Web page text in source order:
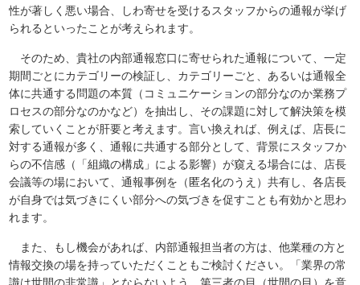
性が著しく悪い場合、しわ寄せを受けるスタッフからの通報が挙げ
られるといったことが考えられます。
そのため、貴社の内部通報窓口に寄せられた通報について、一定
期間ごとにカテゴリーの検証し、カテゴリーごと、あるいは通報全
体に共通する問題の本質（コミュニケーションの部分なのか業務プ
ロセスの部分なのかなど）を抽出し、その課題に対して解決策を模
索していくことが肝要と考えます。言い換えれば、例えば、店長に
対する通報が多く、通報に共通する部分として、背景にスタッフか
らの不信感（「組織の構成」による影響）が窺える場合には、店長
会議等の場において、通報事例を（匿名化のうえ）共有し、各店長
が自身では気づきにくい部分への気づきを促すことも有効かと思わ
れます。
また、もし機会があれば、内部通報担当者の方は、他業種の方と
情報交換の場を持っていただくこともご検討ください。「業界の常
識は世間の非常識」とならないよう、第三者の目（世間の目）を意